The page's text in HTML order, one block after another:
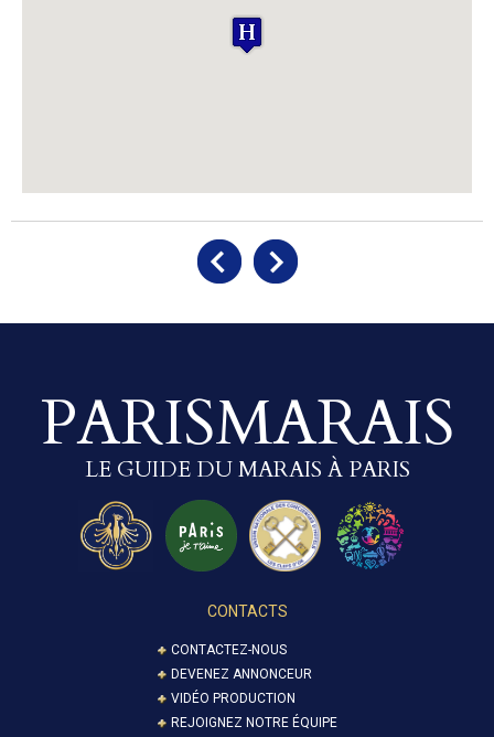
PARISMARAIS
LE GUIDE DU MARAIS À PARIS
CONTACTS
CONTACTEZ-NOUS
DEVENEZ ANNONCEUR
VIDÉO PRODUCTION
REJOIGNEZ NOTRE ÉQUIPE